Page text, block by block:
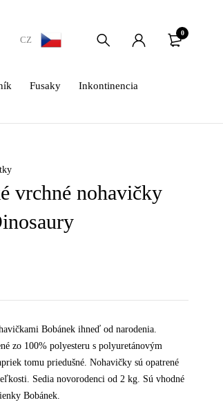
CZ
0
Fusaky
Inkontinencia
vrchné nohavičky
Bobánek ihneď od narodenia.
zo 100% polyesteru s polyuretánovým
tomu priedušné. Nohavičky sú opatrené
Sedia novorodenci od 2 kg. Sú vhodné
Bobánek.